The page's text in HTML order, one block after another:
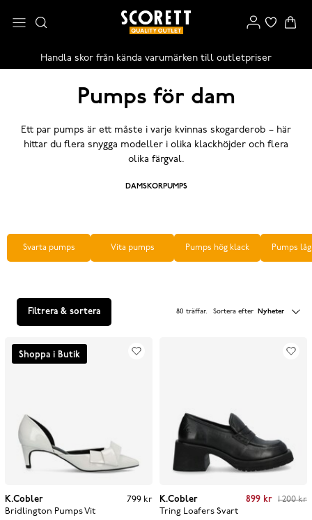
Handla skor från kända varumärken till outletpriser
Pumps för dam
Ett par pumps är ett måste i varje kvinnas skogarderob – här
hittar du flera snygga modeller i olika klackhöjder och flera
olika färgval.
DAMSKORPUMPS
Svarta pumps Vita pumps Pumps hög klack Pumps
Filtrera & sortera 80 träffar. Sortera efter Nyheter
Shoppa i Butik
K.Cobler
Bridlington PumpsVit
799 kr
799 kr
K.Cobler
Tring Loafers Svart
Current price Previous price
899 kr 1 200 kr